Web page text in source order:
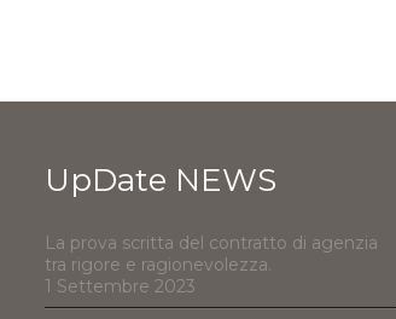
UpDate NEWS
La prova scritta del contratto di agenzia
tra rigore e ragionevolezza.
1 Settembre 2023